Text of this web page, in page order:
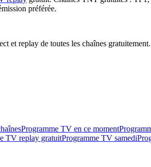
préférée.
et replay de toutes les chaînes gratuitement.
Programme TV en ce moment
TV replay gratuitProgramme TV samedi